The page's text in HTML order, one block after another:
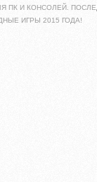
ПК И КОНСОЛЕЙ.
ИГРЫ 2015 ГОДА!